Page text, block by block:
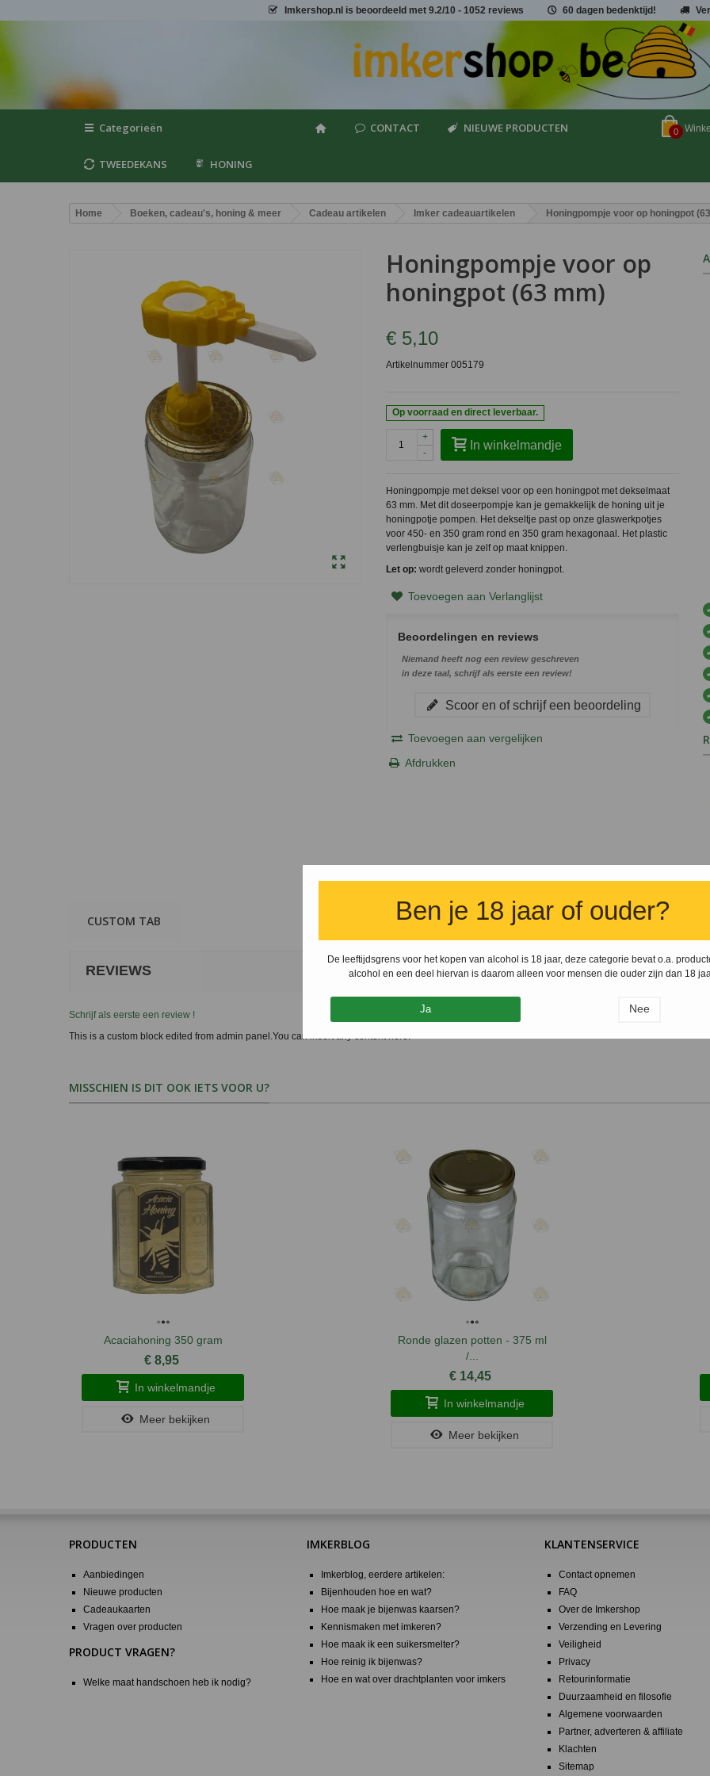
Imkershop.nl is beoordeeld met 9.2/10 - 1052 reviews 60 dagen bedenktijd!
Ben je 18 jaar of ouder?
De leeftijdsgrens voor het kopen van alcohol is 18 jaar, deze categorie bevat o.a.
alcohol en een deel hiervan is daarom alleen voor mensen die ouder zijn dan 18
Ja Nee
0
Categorieën CONTACT NIEUWE PRODUCTEN
TWEEDEKANS HONING
Home Boeken, cadeau's, honing & meer Cadeau artikelen Imker cadeauartikelen Honingpompje voor op honingpot
Honingpompje voor op
honingpot (63 mm)
€ 5,10
Artikelnummer 005179
Op voorraad en direct leverbaar.
-
+
In winkelmandje
Honingpompje met deksel voor op een honingpot met dekselmaat
63 mm. Met dit doseerpompje kan je gemakkelijk de honing uit je
honingpotje pompen. Het dekseltje past op onze glaswerkpotjes
voor 450- en 350 gram rond en 350 gram hexagonaal. Het plastic
verlengbuisje kan je zelf op maat knippen.
Let op: wordt geleverd zonder honingpot.
Toevoegen aan Verlanglijst
Beoordelingen en reviews
Niemand heeft nog een review geschreven
in deze taal, schrijf als eerste een review!
Scoor en of schrijf een beoordeling
Toevoegen aan vergelijken
Afdrukken
CUSTOM TAB
REVIEWS
Schrijf als eerste een review !
This is a custom block edited from admin panel.You can insert any content here.
MISSCHIEN IS DIT OOK IETS VOOR U?
Acaciahoning 350 gram
€ 8,95
In winkelmandje
Meer bekijken
Ronde glazen potten - 375 ml
/...
€ 14,45
In winkelmandje
Meer bekijken
PRODUCTEN
Aanbiedingen
Nieuwe producten
Cadeaukaarten
Vragen over producten
PRODUCT VRAGEN?
Welke maat handschoen heb ik nodig?
IMKERBLOG
Imkerblog, eerdere artikelen:
Bijenhouden hoe en wat?
Hoe maak je bijenwas kaarsen?
Kennismaken met imkeren?
Hoe maak ik een suikersmelter?
Hoe reinig ik bijenwas?
Hoe en wat over drachtplanten voor imkers
KLANTENSERVICE
Contact opnemen
FAQ
Over de Imkershop
Verzending en Levering
Veiligheid
Privacy
Retourinformatie
Duurzaamheid en filosofie
Algemene voorwaarden
Partner, adverteren & affiliate
Klachten
Sitemap